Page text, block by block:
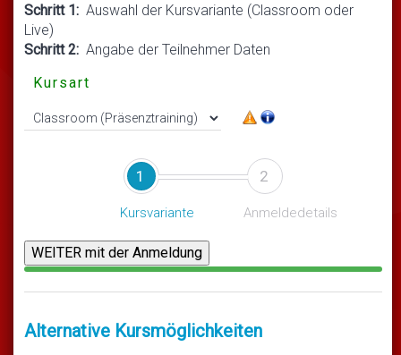
Schritt 1: Auswahl der Kursvariante (Classroom oder
Live)
Schritt 2: Angabe der Teilnehmer Daten
Kursart
1
Kursvariante
2
Anmeldedetails
Alternative Kursmöglichkeiten